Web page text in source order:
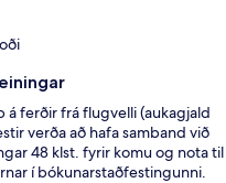
á ferðir frá flugvelli (aukagjald
verða að hafa samband við
48 klst. fyrir komu og nota til
í bókunarstaðfestingunni.